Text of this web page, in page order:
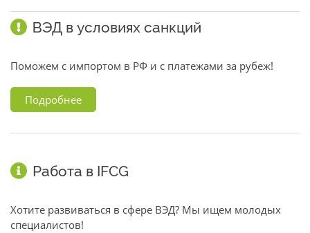
ВЭД в условиях санкций
Поможем с импортом в РФ и с платежами за рубеж!
Подробнее
Работа в IFCG
Хотите развиваться в сфере ВЭД? Мы ищем молодых
специалистов!